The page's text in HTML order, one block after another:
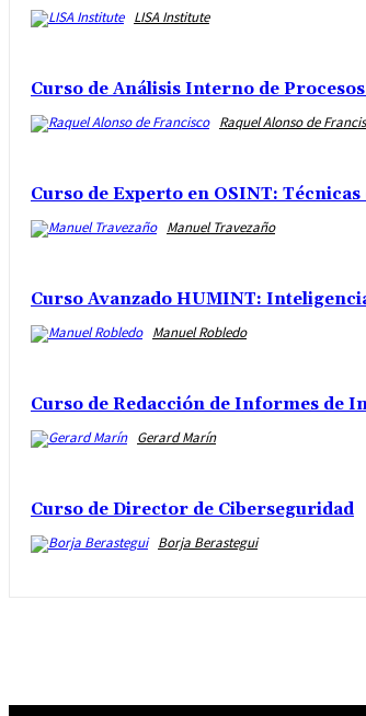
LISA Institute
Curso de Análisis Interno de
Raquel Alonso de
Curso de Experto en OSINT:
Manuel Travezaño
Curso Avanzado HUMINT:
Manuel Robledo
Curso de Redacción de Informes de
Gerard Marín
Curso de Director de Ciberseguridad
Borja Berastegui